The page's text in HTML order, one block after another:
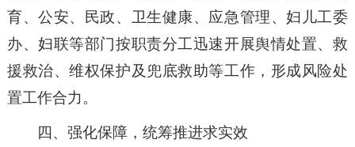
育、公安、民政、卫生健康、应急管理、妇儿工委
办、妇联等部门按职责分工迅速开展舆情处置、救
援救治、维权保护及兜底救助等工作，形成风险处
置工作合力。
四、强化保障，统筹推进求实效